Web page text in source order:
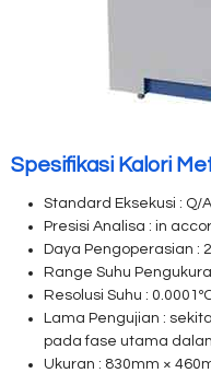
Spesifikasi Kalori
Standard Eksekusi : Q/
Presisi Analisa : in
Daya Pengoperasian :
Range Suhu
Resolusi Suhu :
Lama Pengujian :
pada fase utama
Ukuran : 830mm ×